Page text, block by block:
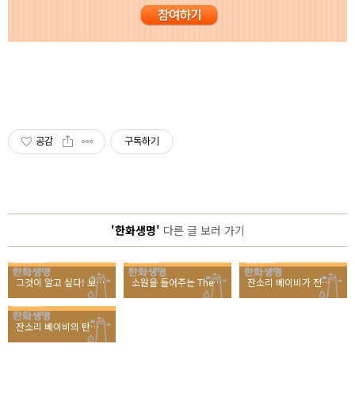
공감 구독하기
'한화생명' 다른 글 보러 가기
그것이 알고 싶다! 보험사기 특별조사팀 인터뷰 소원을 들어주는 The 행복 이벤트, 그 결과는? 잔소리 베이비가 전하는 따뜻한 잔소리
잔소리 베이비의 탄생 비화 대 공개!